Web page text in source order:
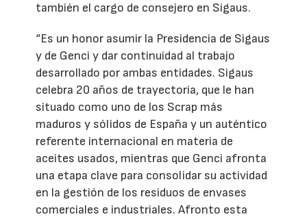
también el cargo de consejero en Sigaus.
“Es un honor asumir la Presidencia de Sigaus
y de Genci y dar continuidad al trabajo
desarrollado por ambas entidades. Sigaus
celebra 20 años de trayectoria, que le han
situado como uno de los Scrap más
maduros y sólidos de España y un auténtico
referente internacional en materia de
aceites usados, mientras que Genci afronta
una etapa clave para consolidar su actividad
en la gestión de los residuos de envases
comerciales e industriales. Afronto esta